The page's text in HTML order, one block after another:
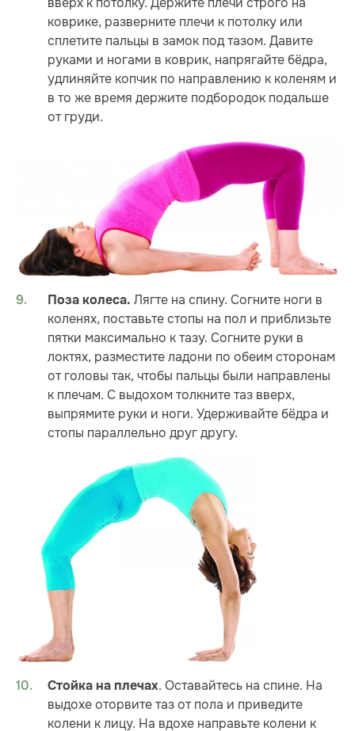
коврике, разверните плечи к потолку или
сплетите пальцы в замок под тазом. Давите
руками и ногами в коврик, напрягайте бёдра,
удлиняйте копчик по направлению к коленям и
в то же время держите подбородок подальше
от груди.
Поза колеса. Лягте на спину. Согните ноги в
коленях, поставьте стопы на пол и приблизьте
пятки максимально к тазу. Согните руки в
локтях, разместите ладони по обеим сторонам
от головы так, чтобы пальцы были направлены
к плечам. С выдохом толкните таз вверх,
выпрямите руки и ноги. Удерживайте бёдра и
стопы параллельно друг другу.
Стойка на плечах. Оставайтесь на спине. На
выдохе оторвите таз от пола и приведите
колени к лицу. На вдохе направьте колени к